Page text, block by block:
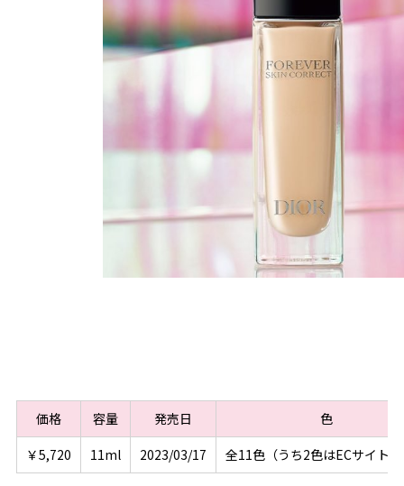
価格 容量 発売日
色
￥5,720
11ml 2023/03/17 全11色（うち2色はECサイト